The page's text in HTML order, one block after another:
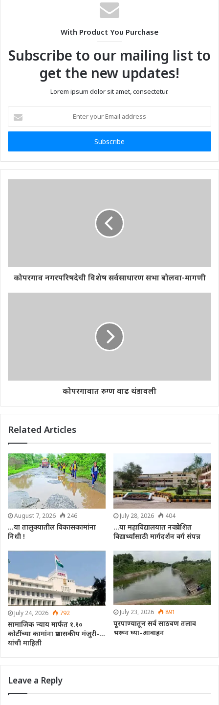
With Product You Purchase
Subscribe to our mailing list to
get the new updates!
Lorem ipsum dolor sit amet, consectetur.
your
Email
कोपरगाव नगरपरिषदेची विशेष सर्वसाधारण सभा बोलवा-मागणी
कोपरगावात रुग्ण वाढ थंडावली
Related Articles
August 7, 2026 246
…या तालुक्यातील विकासकामांना
निधी !
July 28, 2026 404
…या महाविद्यालयात नवप्रवेशित
विद्यार्थ्यांसाठी मार्गदर्शन वर्ग संपन्न
July 24, 2026 792
सामाजिक न्याय मार्फत १.१०
कोटींच्या कामांना प्रशासकीय मंजुरी-…
यांची माहिती
July 23, 2026 891
पूरपाण्यातून सर्व साठवण तलाव
भरून घ्या-आवाहन
Leave a Reply